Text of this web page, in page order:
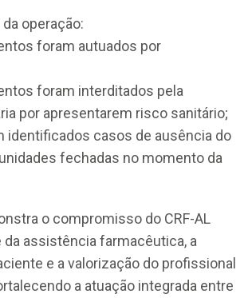
operação:
foram autuados por
foram interditados pela
por apresentarem risco sanitário;
identificados casos de ausência do
fechadas no momento da
o compromisso do CRF-AL
da assistência farmacêutica, a
e a valorização do profissional
a atuação integrada entre